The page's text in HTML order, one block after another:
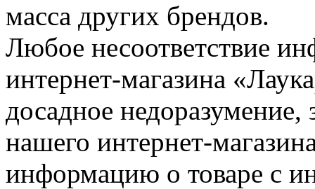
масса других брендов.
Любое несоответствие
интернет-магазина
досадное недоразумение,
нашего интернет-
информацию о товаре с